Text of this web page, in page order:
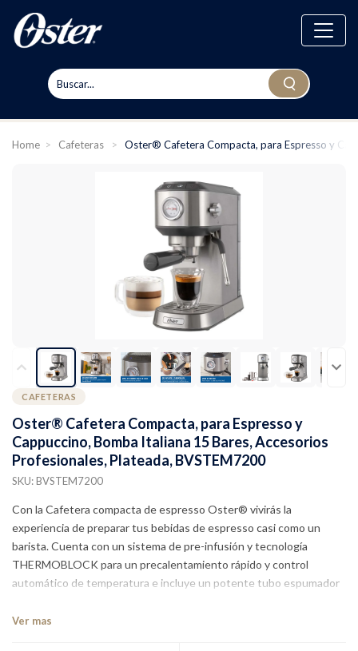
Home > Cafeteras > Oster® Cafetera Compacta, para Espresso y
CAFETERAS
Oster® Cafetera Compacta, para Espresso y
Cappuccino, Bomba Italiana 15 Bares, Accesorios
Profesionales, Plateada, BVSTEM7200
SKU: BVSTEM7200
Con la Cafetera compacta de espresso Oster® vivirás la
experiencia de preparar tus bebidas de espresso casi como un
barista. Cuenta con un sistema de pre-infusión y tecnología
THERMOBLOCK para un precalentamiento rápido y control
automático de temperatura e incluye un potente tubo espumador
compacto lo que permite un ajuste perfecto para cualquier cocina.
Ver mas